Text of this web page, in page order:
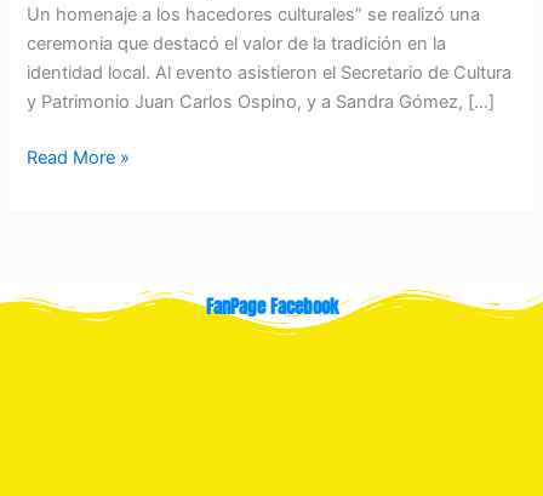
Un homenaje a los hacedores culturales” se realizó una
ceremonia que destacó el valor de la tradición en la
identidad local. Al evento asistieron el Secretario de Cultura
y Patrimonio Juan Carlos Ospino, y a Sandra Gómez, […]
Read More »
FanPage Facebook